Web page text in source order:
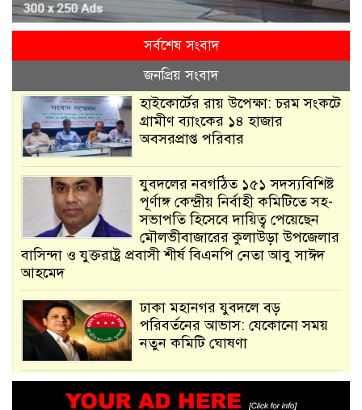
সর্বশেষ সংবাদ
জনপ্রিয় সংবাদ
হাইকোর্টের রায় উপেক্ষা: চরম সংকটে
গ্রামীণ ব্যাংকের ১৪ হাজার
অবসরপ্রাপ্ত পরিবার
যুবদলের নবগঠিত ১৫১ সদস্যবিশিষ্ট
পূর্ণাঙ্গ কেন্দ্রীয় নির্বাহী কমিটিতে সহ-
সভাপতি হিসেবে দায়িত্ব পেয়েছেন
মৌলভীবাজারের কুলাউড়া উপজেলার
বাসিন্দা ও যুক্তরাষ্ট্র প্রবাসী শীর্ষ বিএনপি নেতা আবু সাঈদ
আহমেদ
ঢাকা মহানগর যুবদলে বড়
পরিবর্তনের আভাস: যেকোনো সময়
নতুন কমিটি ঘোষণা
মানুষের উপকার হয় : প্রধানমন্ত্রী